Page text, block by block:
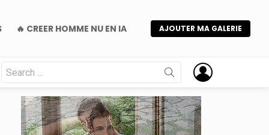
🔥 CREER HOMME NU EN IA AJOUTER MA GALERIE
Search
for: